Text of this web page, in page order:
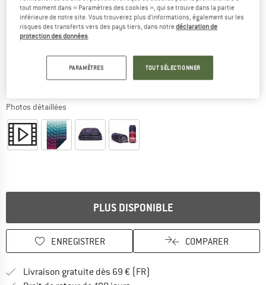
Photos détaillées
PLUS DISPONIBLE
ENREGISTRER COMPARER
Livraison gratuite dès 69 € (FR)
tout moment dans « Paramètres des cookies », qui se trouve dans la partie
inférieure de notre site. Vous trouverez plus d'informations, également sur les
risques des transferts vers des pays tiers, dans notredéclaration de
protection des données.
PARAMÈTRES TOUT SÉLECTIONNER